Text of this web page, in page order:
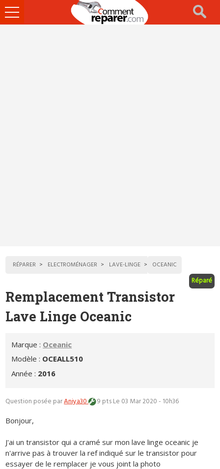
Ouvrir
le
RÉPARER ELECTROMÉNAGER LAVE-LINGE OCEANIC
Réparé
Remplacement Transistor
Lave Linge Oceanic
Marque : Oceanic
Modèle : OCEALL510
Année : 2016
Question posée parAniya30 9 ptsLe 03 Mar 2020 - 10h36
Bonjour,
J'ai un transistor qui a cramé sur mon lave linge oceanic je
n'arrive pas à trouver la ref indiqué sur le transistor pour
essayer de le remplacer je vous joint la photo